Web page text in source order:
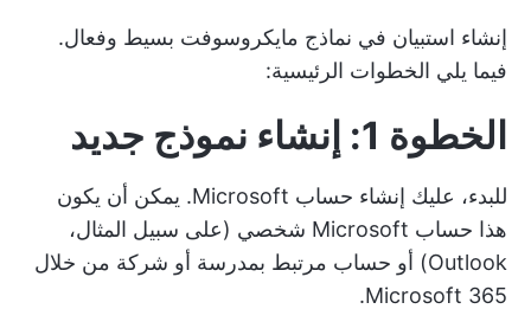
إنشاء استبيان في نماذج مايكروسوفت بسيط وفعال.
فيما يلي الخطوات الرئيسية:
الخطوة 1: إنشاء نموذج جديد
للبدء، عليك إنشاء حساب Microsoft. يمكن أن يكون
هذا حساب Microsoft شخصي (على سبيل المثال،
Outlook) أو حساب مرتبط بمدرسة أو شركة من خلال
Microsoft 365.